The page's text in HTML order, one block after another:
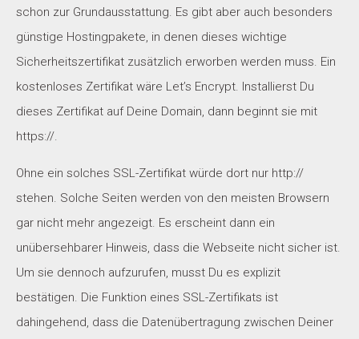
schon zur Grundausstattung. Es gibt aber auch besonders
günstige Hostingpakete, in denen dieses wichtige
Sicherheitszertifikat zusätzlich erworben werden muss. Ein
kostenloses Zertifikat wäre Let’s Encrypt. Installierst Du
dieses Zertifikat auf Deine Domain, dann beginnt sie mit
https://.
Ohne ein solches SSL-Zertifikat würde dort nur http://
stehen. Solche Seiten werden von den meisten Browsern
gar nicht mehr angezeigt. Es erscheint dann ein
unübersehbarer Hinweis, dass die Webseite nicht sicher ist.
Um sie dennoch aufzurufen, musst Du es explizit
bestätigen. Die Funktion eines SSL-Zertifikats ist
dahingehend, dass die Datenübertragung zwischen Deiner